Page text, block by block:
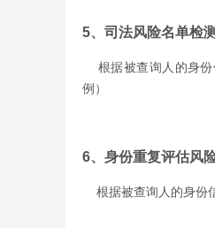
5、司法风险名单检测
根据被查询人的身份
例）
6、身份重复评估风
根据被查询人的身份